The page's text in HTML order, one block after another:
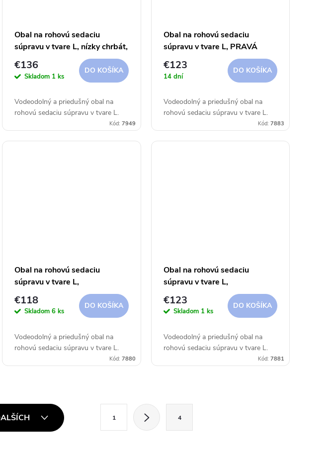
Obal na rohovú sedaciu
súpravu v tvare L, nízky chrbát,
PRAVÁ 355x275x100x70 cm
Aerocover
€136
Skladom 1 ks
DO KOŠÍKA
Vodeodolný a priedušný obal na
rohovú sedaciu súpravu v tvare L.
Kód: 7949
Obal na rohovú sedaciu
súpravu v tvare L, PRAVÁ
325x255x90xh30/45/70 cm
Aerocover
€123
14 dní
DO KOŠÍKA
Vodeodolný a priedušný obal na
rohovú sedaciu súpravu v tvare L.
Kód: 7883
Obal na rohovú sedaciu
súpravu v tvare L,
ROVNORAMENNÁ
255x255x90xh30/45/70 cm
Aerocover
€118
Skladom 6 ks
DO KOŠÍKA
Vodeodolný a priedušný obal na
rohovú sedaciu súpravu v tvare L.
Kód: 7880
Obal na rohovú sedaciu
súpravu v tvare L,
ROVNORAMENNÁ
275x275x90xh30/45/70 cm
Aerocover
€123
Skladom 1 ks
DO KOŠÍKA
Vodeodolný a priedušný obal na
rohovú sedaciu súpravu v tvare L.
Kód: 7881
1 4